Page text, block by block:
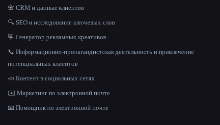
📇 CRM и данные клиентов
🔍 SEO и исследование ключевых слов
🪧 Генератор рекламных креативов
📞 Информационно-пропагандистская деятельность и привлечение
потенциальных клиентов
📣 Контент в социальных сетях
✉️ Маркетинг по электронной почте
📧 Помощник по электронной почте